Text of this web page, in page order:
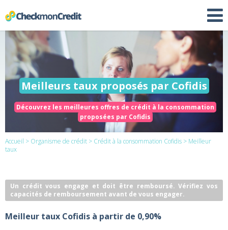
Meilleurs taux proposés par Cofidis
Découvrez les meilleures offres de crédit à la consommation
proposées par Cofidis
Accueil > Organisme de crédit > Crédit à la consommation Cofidis > Meilleur
taux
Un crédit vous engage et doit être remboursé. Vérifiez vos
capacités de remboursement avant de vous engager.
Meilleur taux Cofidis à partir de 0,90%